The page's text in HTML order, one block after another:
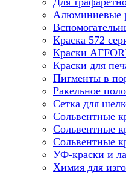
Алюминиевые
Краска 572
Краски
Краски для
Пигменты в
Ракельное
Сетка для
Сольвентные
Сольвентные
Сольвентные
УФ-краски и
Химия для